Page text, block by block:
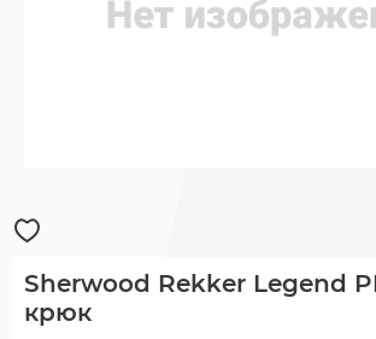
Sherwood Rekker Legend
крюк